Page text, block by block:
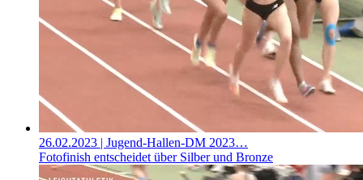
26.02.2023 | Jugend-Hallen-DM 2023…
Fotofinish entscheidet über Silber und Bronze